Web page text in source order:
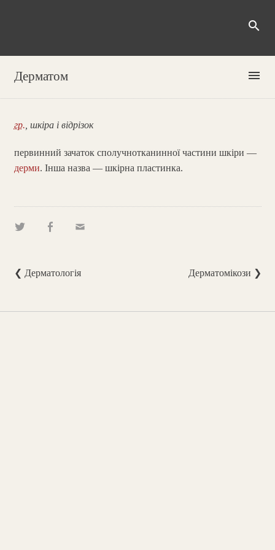
search
Дерматом menu
гр. , шкіра і відрізок
первинний зачаток сполучнотканинної частини шкіри —
дерми. Інша назва — шкірна пластинка.
❮ Дерматологія Дерматомікози ❯